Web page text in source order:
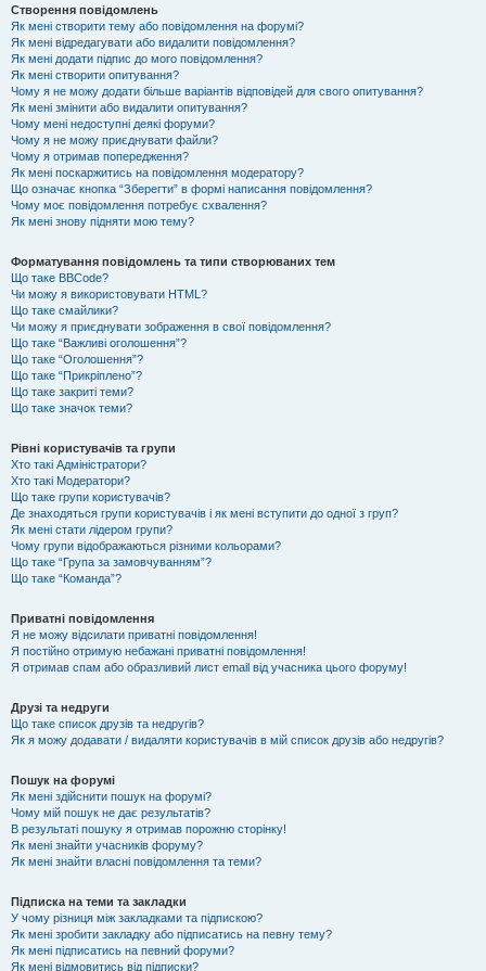
Створення повідомлень
Як мені створити тему або повідомлення на форумі?
Як мені відредагувати або видалити повідомлення?
Як мені додати підпис до мого повідомлення?
Як мені створити опитування?
Чому я не можу додати більше варіантів відповідей для свого опитування?
Як мені змінити або видалити опитування?
Чому мені недоступні деякі форуми?
Чому я не можу приєднувати файли?
Чому я отримав попередження?
Як мені поскаржитись на повідомлення модератору?
Що означає кнопка “Зберегти” в формі написання повідомлення?
Чому моє повідомлення потребує схвалення?
Як мені знову підняти мою тему?
Форматування повідомлень та типи створюваних тем
Що таке BBCode?
Чи можу я використовувати HTML?
Що таке смайлики?
Чи можу я приєднувати зображення в свої повідомлення?
Що таке “Важливі оголошення”?
Що таке “Оголошення”?
Що таке “Прикріплено”?
Що таке закриті теми?
Що таке значок теми?
Рівні користувачів та групи
Хто такі Адміністратори?
Хто такі Модератори?
Що таке групи користувачів?
Де знаходяться групи користувачів і як мені вступити до одної з груп?
Як мені стати лідером групи?
Чому групи відображаються різними кольорами?
Що таке “Група за замовчуванням”?
Що таке “Команда”?
Приватні повідомлення
Я не можу відсилати приватні повідомлення!
Я постійно отримую небажані приватні повідомлення!
Я отримав спам або образливий лист email від учасника цього форуму!
Друзі та недруги
Що таке список друзів та недругів?
Як я можу додавати / видаляти користувачів в мій список друзів або недругів?
Пошук на форумі
Як мені здійснити пошук на форумі?
Чому мій пошук не дає результатів?
В результаті пошуку я отримав порожню сторінку!
Як мені знайти учасників форуму?
Як мені знайти власні повідомлення та теми?
Підписка на теми та закладки
У чому різниця між закладками та підпискою?
Як мені зробити закладку або підписатись на певну тему?
Як мені підписатись на певний форуми?
Як мені відмовитись від підписки?